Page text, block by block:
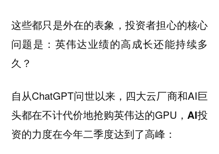
这些都只是外在的表象，投资者担心的核心
问题是： 英伟达业绩的高成长还能持续多
久？
自从ChatGPT问世以来，四大云厂商和AI巨
头都在不计代价地抢购英伟达的GPU， AI投
资的力度在今年二季度达到了高峰 ：